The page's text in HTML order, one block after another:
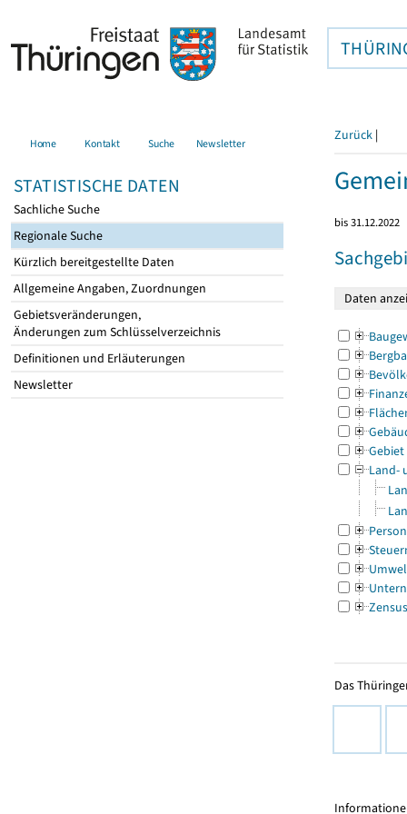
Home Kontakt Suche Newsletter
STATISTISCHE DATEN
Sachliche Suche
Regionale Suche
Kürzlich bereitgestellte Daten
Allgemeine Angaben, Zuordnungen
Gebietsveränderungen,
Änderungen zum Schlüsselverzeichnis
Definitionen und Erläuterungen
Newsletter
Zurück |
bis 31.12.2022
Gebiet
Land-
Zensus
Das